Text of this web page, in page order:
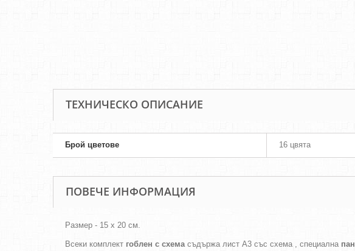
ТЕХНИЧЕСКО ОПИСАНИЕ
Брой цветове 16 цвята
ПОВЕЧЕ ИНФОРМАЦИЯ
Размер - 15 х 20 см.
Всеки комплект гоблен с схемасъдържа лист А3 със схема , специална